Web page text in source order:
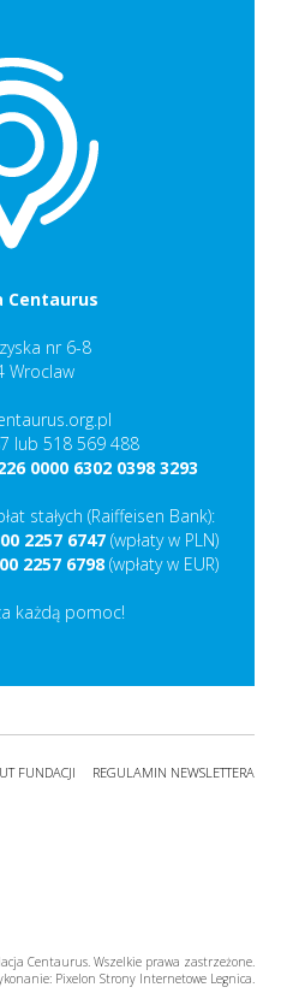
Centaurus
nr 6-8
Wroclaw
lub 518 569 488
0000 6302 0398 3293
stałych (Raiffeisen Bank):
2257 6747(wpłaty w PLN)
2257 6798 (wpłaty w EUR)
każdą pomoc!
Centaurus. Wszelkie prawa zastrzeżone.
Pixelon Strony Internetowe Legnica.
FUNDACJI REGULAMIN NEWSLETTERA